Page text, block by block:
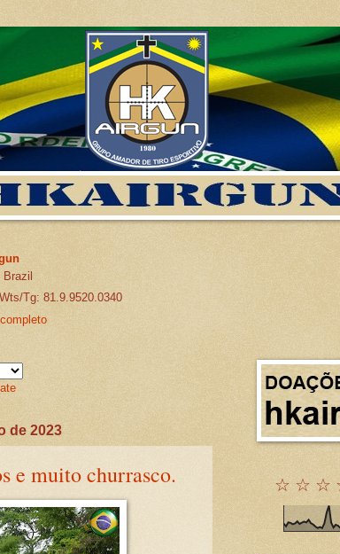
Tg: 81.9.9520.0340
de 2023
e muito churrasco. ☆ ☆ ☆